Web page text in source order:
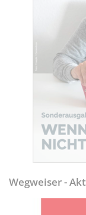
Wegweiser -